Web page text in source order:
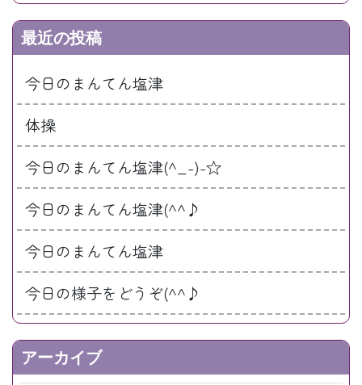
最近の投稿
今日のまんてん塩津
体操
今日のまんてん塩津(^_-)-☆
今日のまんてん塩津(^^♪
今日のまんてん塩津
今日の様子をどうぞ(^^♪
アーカイブ